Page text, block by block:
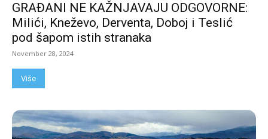
GRAĐANI NE KAŽNJAVAJU ODGOVORNE:
Milići, Kneževo, Derventa, Doboj i Teslić
pod šapom istih stranaka
November 28, 2024
Više